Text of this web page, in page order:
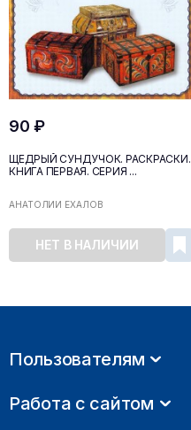
90 ₽
ЩЕДРЫЙ СУНДУЧОК. РАСКРАСКИ.
КНИГА ПЕРВАЯ. СЕРИЯ ...
АНАТОЛИЙ ЕХАЛОВ
НЕТ В НАЛИЧИИ
Пользователям
Работа с сайтом